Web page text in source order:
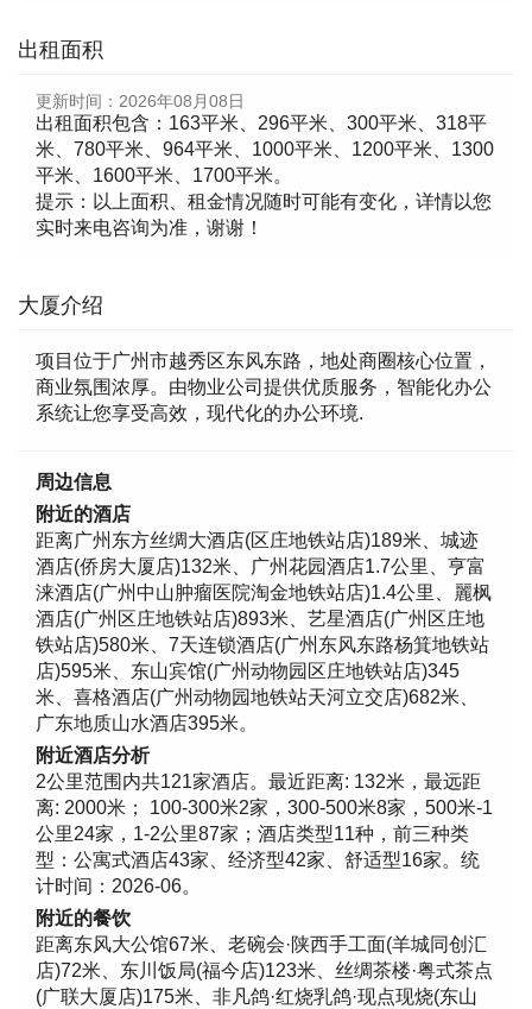
出租面积
更新时间： 2026年08月08日
出租面积包含：163平米、296平米、300平米、318平
米、780平米、964平米、1000平米、1200平米、1300
平米、1600平米、1700平米。
提示：以上面积、租金情况随时可能有变化，详情以您
实时来电咨询为准，谢谢！
大厦介绍
项目位于广州市越秀区东风东路，地处商圈核心位置，
商业氛围浓厚。由物业公司提供优质服务，智能化办公
系统让您享受高效，现代化的办公环境.
周边信息
附近的酒店
距离广州东方丝绸大酒店(区庄地铁站店)189米、城迹
酒店(侨房大厦店)132米、广州花园酒店1.7公里、亨富
涞酒店(广州中山肿瘤医院淘金地铁站店)1.4公里、麗枫
酒店(广州区庄地铁站店)893米、艺星酒店(广州区庄地
铁站店)580米、7天连锁酒店(广州东风东路杨箕地铁站
店)595米、东山宾馆(广州动物园区庄地铁站店)345
米、喜格酒店(广州动物园地铁站天河立交店)682米、
广东地质山水酒店395米。
附近酒店分析
2公里范围内共121家酒店。最近距离: 132米，最远距
离: 2000米； 100-300米2家，300-500米8家，500米-1
公里24家，1-2公里87家；酒店类型11种，前三种类
型：公寓式酒店43家、经济型42家、舒适型16家。统
计时间：2026-06。
附近的餐饮
距离东风大公馆67米、老碗会·陕西手工面(羊城同创汇
店)72米、东川饭局(福今店)123米、丝绸茶楼·粤式茶点
(广联大厦店)175米、非凡鸽·红烧乳鸽·现点现烧(东山